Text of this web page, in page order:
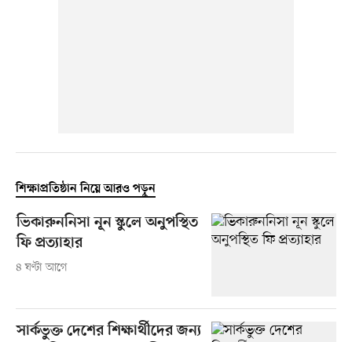
শিক্ষাপ্রতিষ্ঠান নিয়ে আরও পড়ুন
ভিকারুননিসা নূন স্কুলে অনুপস্থিত
ফি প্রত্যাহার
৪ ঘণ্টা আগে
সার্কভুক্ত দেশের শিক্ষার্থীদের জন্য